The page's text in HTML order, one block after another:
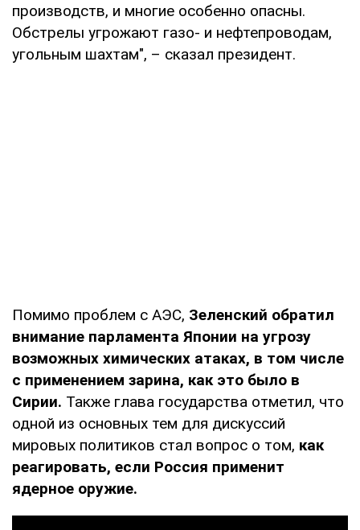
производств, и многие особенно опасны.
Обстрелы угрожают газо- и нефтепроводам,
угольным шахтам", – сказал президент.
Помимо проблем с АЭС, Зеленский обратил
внимание парламента Японии на угрозу
возможных химических атаках, в том числе
с применением зарина, как это было в
Сирии. Также глава государства отметил, что
одной из основных тем для дискуссий
мировых политиков стал вопрос о том, как
реагировать, если Россия применит
ядерное оружие.